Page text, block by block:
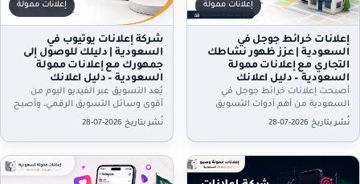
إعلانات ممولة
إعلانات خرائط جوجل في
السعودية | عزز ظهور نشاطك
التجاري مع إعلانات ممولة
السعودية – دليل اعلانك
أصبحت إعلانات خرائط جوجل في
السعودية من أهم أدوات التسويق
الرقمي التي تعتمد عليها الشركات
والمتاجر والمطاعم والعيادات وجميع
الأنشطة…
نُشر بتاريخ 2026-07-28
إعلانات ممولة
شركة إعلانات يوتيوب في
السعودية | دليلك للوصول إلى
جمهورك مع إعلانات ممولة
السعودية – دليل اعلانك
يُعد التسويق عبر الفيديو اليوم من
أقوى وسائل التسويق الرقمي، وأصبح
يوتيوب من أكثر المنصات تأثيرًا في
المملكة العربية السعودية،…
نُشر بتاريخ 2026-07-28